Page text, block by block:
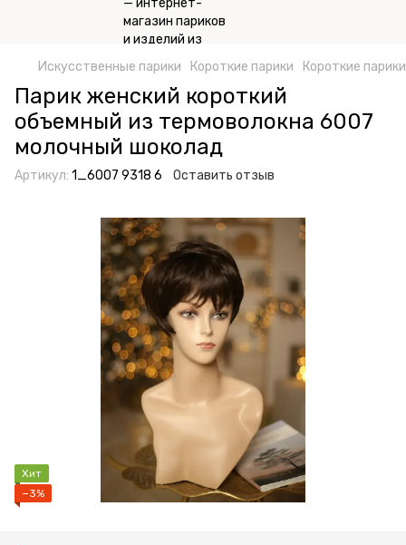
Искусственные парики Короткие парики Короткие
Парик женский короткий
объемный из термоволокна 6007
молочный шоколад
Артикул: 1_6007 9318 6 Оставить отзыв
Хит
−3%